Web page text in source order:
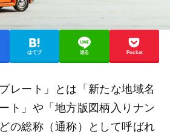
はてブ 送る Pocket
レート」とは「新たな地域名
ト」や「地方版図柄入りナン
の総称（通称）として呼ばれ